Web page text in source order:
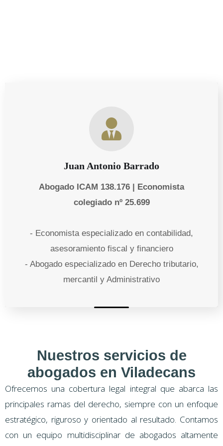
Juan Antonio Barrado
Abogado ICAM 138.176 | Economista
colegiado nº 25.699
- Economista especializado en contabilidad,
asesoramiento fiscal y financiero
- Abogado especializado en Derecho tributario,
mercantil y Administrativo
Nuestros servicios de
abogados en Viladecans
Ofrecemos una cobertura legal integral que abarca las
principales ramas del derecho, siempre con un enfoque
estratégico, riguroso y orientado al resultado. Contamos
con un equipo multidisciplinar de abogados altamente